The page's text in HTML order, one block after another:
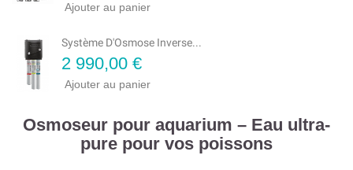
Ajouter au panier
Système D'Osmose Inverse...
Prix
2 990,00 €
Ajouter au panier
Osmoseur pour aquarium – Eau ultra-
pure pour vos poissons